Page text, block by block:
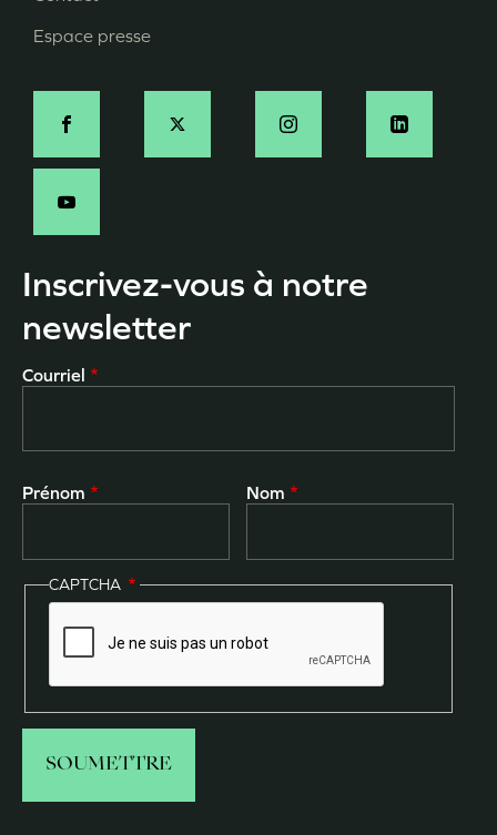
Espace presse
Social
Inscrivez-vous à notre
newsletter
Courriel
Prénom Nom
CAPTCHA